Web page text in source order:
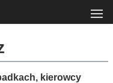
kierowcy